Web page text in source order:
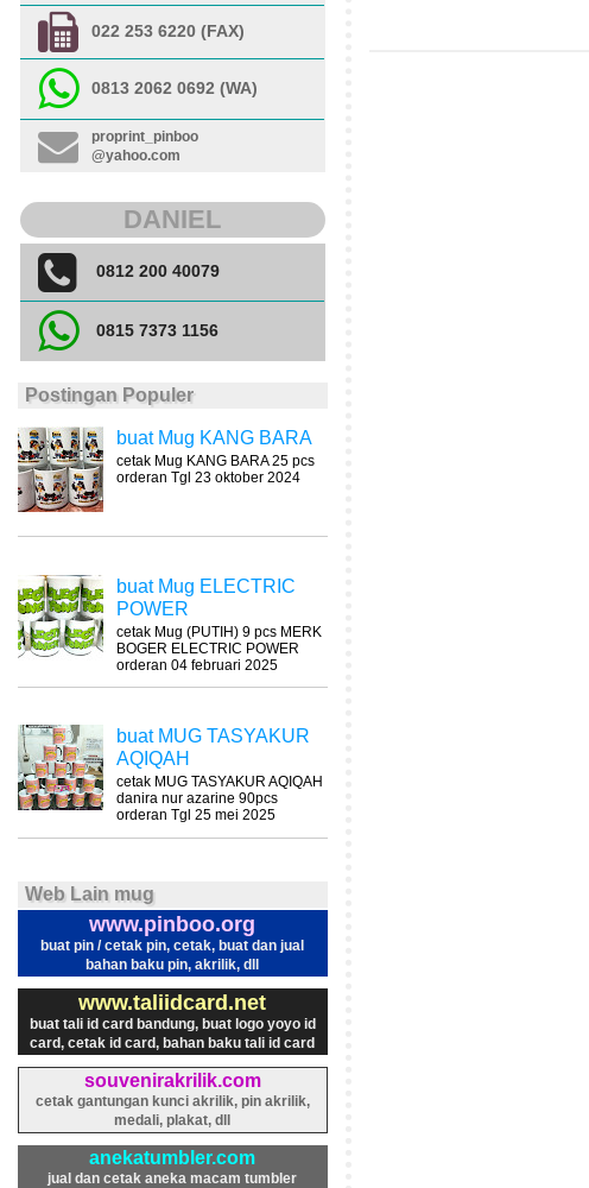
022 253 6220 (FAX)
0813 2062 0692 (WA)
proprint_pinboo
@yahoo.com
DANIEL
0812 200 40079
0815 7373 1156
Postingan Populer
buat Mug KANG BARA
cetak Mug KANG BARA 25 pcs
orderan Tgl 23 oktober 2024
buat Mug ELECTRIC
POWER
cetak Mug (PUTIH) 9 pcs MERK
BOGER ELECTRIC POWER
orderan 04 februari 2025
buat MUG TASYAKUR
AQIQAH
cetak MUG TASYAKUR AQIQAH
danira nur azarine 90pcs
orderan Tgl 25 mei 2025
Web Lain mug
www.pinboo.org
buat pin / cetak pin, cetak, buat dan jual
bahan baku pin, akrilik, dll
www.taliidcard.net
buat tali id card bandung, buat logo yoyo id
card, cetak id card, bahan baku tali id card
souvenirakrilik.com
cetak gantungan kunci akrilik, pin akrilik,
medali, plakat, dll
anekatumbler.com
jual dan cetak aneka macam tumbler